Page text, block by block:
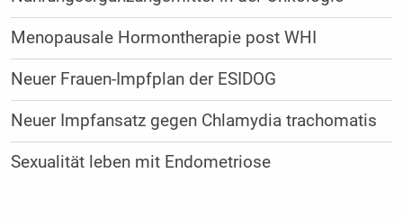
Menopausale Hormontherapie post WHI
Neuer Frauen-Impfplan der ESIDOG
Neuer Impfansatz gegen Chlamydia trachomatis
Sexualität leben mit Endometriose